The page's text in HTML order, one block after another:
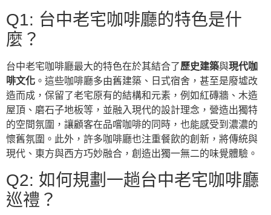
Q1: 台中老宅咖啡廳的特色是什
麼？
台中老宅咖啡廳最大的特色在於其結合了歷史建築與現代咖
啡文化 。這些咖啡廳多由舊建築、日式宿舍，甚至是廢墟改
造而成，保留了老宅原有的結構和元素，例如紅磚牆、木造
屋頂、磨石子地板等，並融入現代的設計理念，營造出獨特
的空間氛圍，讓顧客在品嚐咖啡的同時，也能感受到濃濃的
懷舊氛圍。此外，許多咖啡廳也注重餐飲的創新，將傳統與
現代、東方與西方巧妙融合，創造出獨一無二的味覺體驗。
Q2: 如何規劃一趟台中老宅咖啡廳
巡禮？